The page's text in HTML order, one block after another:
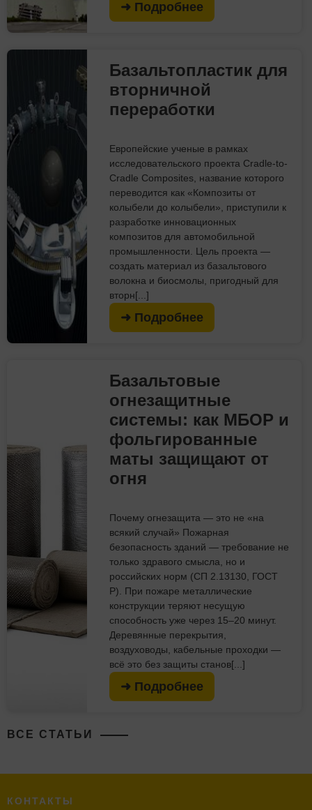
➜ Подробнее
Базальтопластик для
вторничной
переработки
Европейские ученые в рамках
исследовательского проекта Cradle-to-
Cradle Composites, название которого
переводится как «Композиты от
колыбели до колыбели», приступили к
разработке инновационных
композитов для автомобильной
промышленности. Цель проекта —
создать материал из базальтового
волокна и биосмолы, пригодный для
вторн[...]
➜ Подробнее
Базальтовые
огнезащитные
системы: как МБОР и
фольгированные
маты защищают от
огня
Почему огнезащита — это не «на
всякий случай» Пожарная
безопасность зданий — требование не
только здравого смысла, но и
российских норм (СП 2.13130, ГОСТ
Р). При пожаре металлические
конструкции теряют несущую
способность уже через 15–20 минут.
Деревянные перекрытия,
воздуховоды, кабельные проходки —
всё это без защиты станов[...]
➜ Подробнее
ВСЕ СТАТЬИ
КОНТАКТЫ